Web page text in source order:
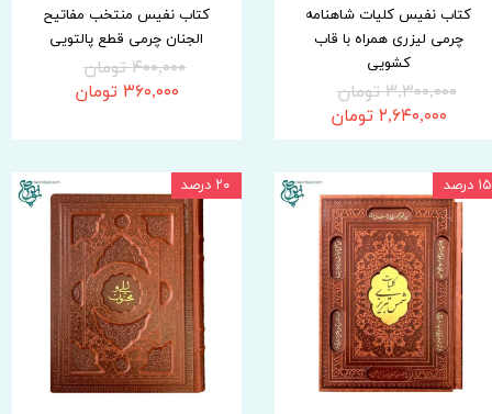
کتاب نفیس کلیات شاهنامه
چرمی لیزری همراه با قاب
کشویی
۳,۳۰۰,۰۰۰ تومان
۲,۶۴۰,۰۰۰ تومان
کتاب نفیس منتخب مفاتیح
الجنان چرمی قطع پالتویی
۴۰۰,۰۰۰ تومان
۳۶۰,۰۰۰ تومان
۱۵ درصد ۲۰ درصد